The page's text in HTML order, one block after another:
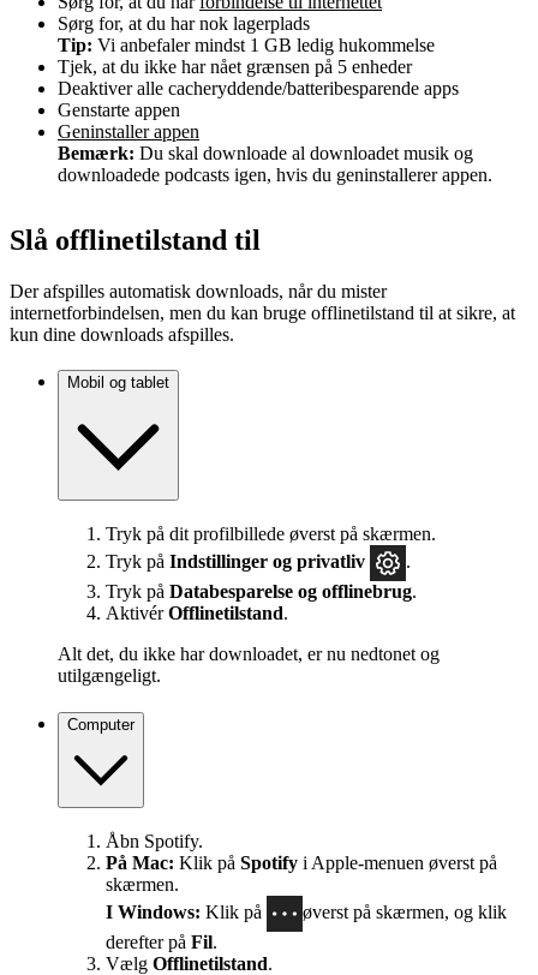
Sørg for, at du har nok lagerplads
Tip: Vi anbefaler mindst 1 GB ledig hukommelse
Tjek, at du ikke har nået grænsen på 5 enheder
Deaktiver alle cacheryddende/batteribesparende apps
Genstarte appen
Geninstaller appen
Bemærk: Du skal downloade al downloadet musik og
downloadede podcasts igen, hvis du geninstallerer appen.
Slå offlinetilstand til
Der afspilles automatisk downloads, når du mister
internetforbindelsen, men du kan bruge offlinetilstand til at sikre, at
kun dine downloads afspilles.
Mobil og tablet
Tryk på dit profilbillede øverst på skærmen.
Tryk på Indstillinger og privatliv
.
Tryk på Databesparelse og offlinebrug.
AktivérOfflinetilstand.
Alt det, du ikke har downloadet, er nu nedtonet og
utilgængeligt.
Computer
Åbn Spotify.
På Mac: Klik på Spotify i Apple-menuen øverst på
skærmen.
I Windows: Klik på
øverst på skærmen, og klik
derefter på Fil.
Vælg Offlinetilstand.